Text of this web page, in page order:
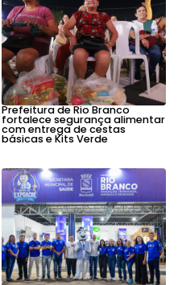
Prefeitura de Rio Branco
fortalece segurança alimentar
com entrega de cestas
básicas e Kits Verde